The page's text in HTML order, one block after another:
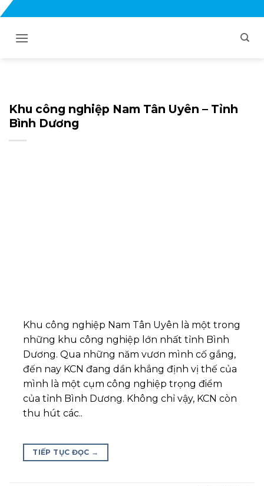
Bỏ
Khu công nghiệp Nam Tân Uyên – Tỉnh
Bình Dương
Khu công nghiệp Nam Tân Uyên là một trong
những khu công nghiệp lớn nhất tỉnh Bình
Dương. Qua những năm vươn mình cố gắng,
đến nay KCN đang dần khẳng định vị thế của
mình là một cụm công nghiệp trọng điểm
của tỉnh Bình Dương. Không chỉ vậy, KCN còn
thu hút các..
TIẾP TỤC ĐỌC →